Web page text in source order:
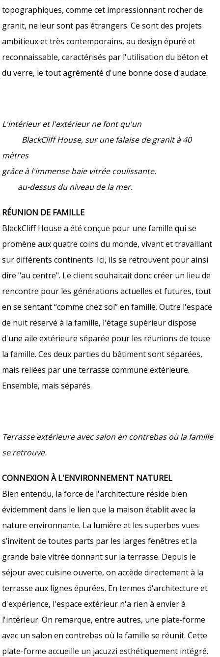
topographiques, comme cet impressionnant rocher de
granit, ne leur sont pas étrangers. Ce sont des projets
ambitieux et très contemporains, au design épuré et
reconnaissable, caractérisés par l'utilisation du béton et
du verre, le tout agrémenté d'une bonne dose d'audace.
L'intérieur et l'extérieur ne font qu'un
BlackCliff House, sur une falaise de granit à 40
mètres
grâce à l'immense baie vitrée coulissante.
au-dessus du niveau de la mer.
RÉUNION DE FAMILLE
BlackCliff House a été conçue pour une famille qui se
promène aux quatre coins du monde, vivant et travaillant
sur différents continents. Ici, ils se retrouvent pour ainsi
dire "au centre". Le client souhaitait donc créer un lieu de
rencontre pour les générations actuelles et futures, tout
en se sentant “comme chez soi” en famille. Outre l'espace
de nuit réservé à la famille, l'étage supérieur dispose
d'une aile extérieure séparée pour les réunions de toute
la famille. Ces deux parties du bâtiment sont séparées,
mais reliées par une terrasse commune extérieure.
Ensemble, mais séparés.
Terrasse extérieure avec salon en contrebas où la famille
se retrouve.
CONNEXION À L'ENVIRONNEMENT NATUREL
Bien entendu, la force de l'architecture réside bien
évidemment dans le lien que la maison établit avec la
nature environnante. La lumière et les superbes vues
s’invitent de toutes parts par les larges fenêtres et la
grande baie vitrée donnant sur la terrasse. Depuis le
séjour avec cuisine ouverte, on accède directement à la
terrasse aux lignes épurées. En termes d'architecture et
d'expérience, l'espace extérieur n'a rien à envier à
l'intérieur. On remarque, entre autres, une plate-forme
avec un salon en contrebas où la famille se réunit. Cette
plate-forme accueille un jacuzzi esthétiquement intégré.